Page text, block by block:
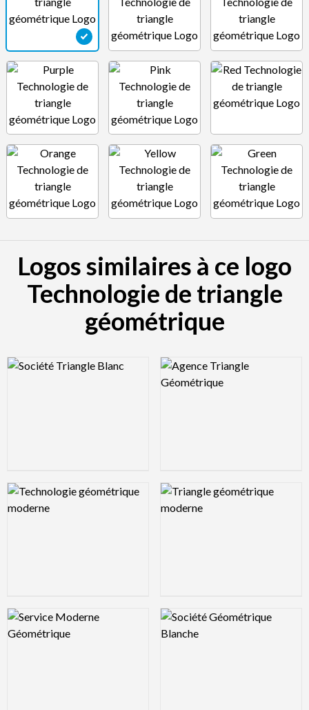
Logos similaires à ce logo
Technologie de triangle
géométrique
Logo Preview Image Logo Preview Image
Logo Preview Image Logo Preview Image
Logo Preview Image Logo Preview Image